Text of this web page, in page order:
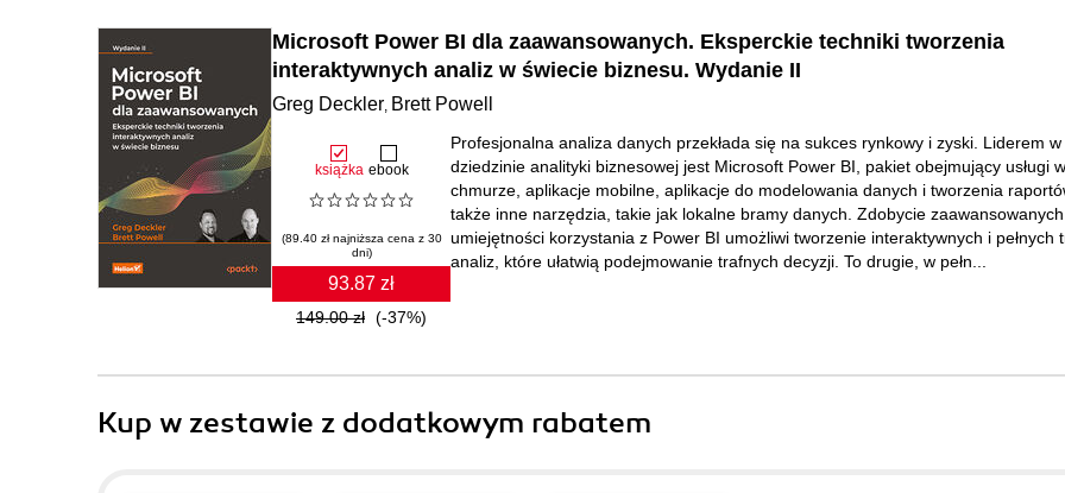
Microsoft Power BI dla zaawansowanych. Eksperckie techniki tworzenia
interaktywnych analiz w świecie biznesu. Wydanie II
Greg Deckler, Brett Powell
książka ebook
(89.40 zł najniższa cena z 30
dni)
93.87 zł
149.00 zł (-37%)
Profesjonalna analiza danych przekłada się na sukces rynkowy i zyski. Liderem w
dziedzinie analityki biznesowej jest Microsoft Power BI, pakiet obejmujący usługi w
chmurze, aplikacje mobilne, aplikacje do modelowania danych i tworzenia
także inne narzędzia, takie jak lokalne bramy danych. Zdobycie zaawansowanych
umiejętności korzystania z Power BI umożliwi tworzenie interaktywnych i pełnych
analiz, które ułatwią podejmowanie trafnych decyzji. To drugie, w pełn...
Kup w zestawie z dodatkowym rabatem